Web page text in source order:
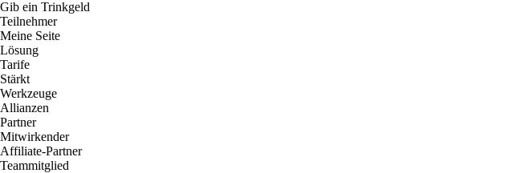
Gib ein Trinkgeld
Teilnehmer
Meine Seite
Lösung
Tarife
Stärkt
Werkzeuge
Allianzen
Partner
Mitwirkender
Affiliate-Partner
Teammitglied